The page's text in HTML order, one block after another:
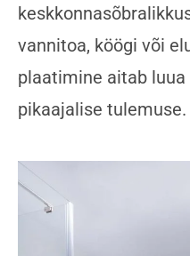
vannitoa, köögi või
plaatimine aitab
pikaajalise tulemuse.